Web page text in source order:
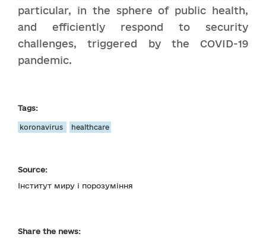
particular, in the sphere of public health,
and efficiently respond to security
challenges, triggered by the COVID-19
pandemic.
Tags:
koronavirus healthcare
Source:
Інститут миру і порозуміння
Share the news: